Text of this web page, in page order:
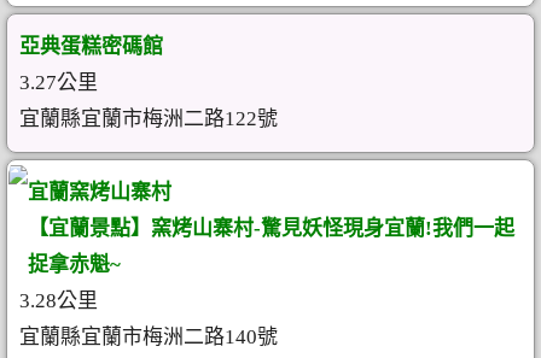
亞典蛋糕密碼館
3.27公里
宜蘭縣宜蘭市梅洲二路122號
宜蘭窯烤山寨村
【宜蘭景點】窯烤山寨村-驚見妖怪現身宜蘭!我們一起
捉拿赤魁~
3.28公里
宜蘭縣宜蘭市梅洲二路140號